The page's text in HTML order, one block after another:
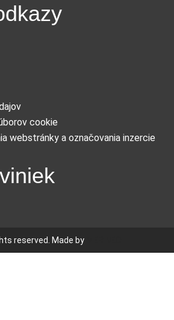
cookie
webstránky a označovania inzercie
reserved. Made by